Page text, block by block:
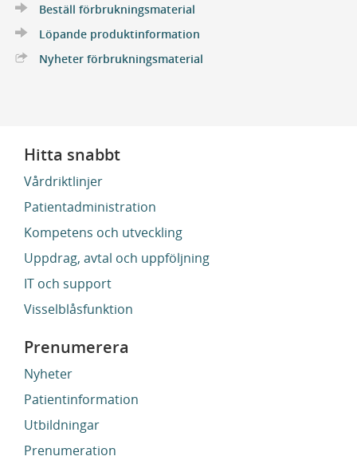
Beställ förbrukningsmaterial
Löpande produktinformation
Nyheter förbrukningsmaterialExtern Länk
Hitta snabbt
Vårdriktlinjer
Patientadministration
Kompetens och utveckling
Uppdrag, avtal och uppföljning
IT och support
Visselblåsfunktion
Prenumerera
Nyheter
Patientinformation
Utbildningar
Prenumeration